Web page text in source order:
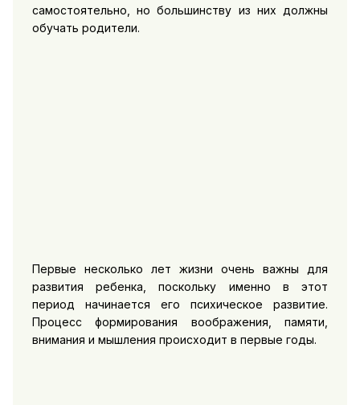
самостоятельно, но большинству из них должны
обучать родители.
Первые несколько лет жизни очень важны для
развития ребенка, поскольку именно в этот
период начинается его психическое развитие.
Процесс формирования воображения, памяти,
внимания и мышления происходит в первые годы.